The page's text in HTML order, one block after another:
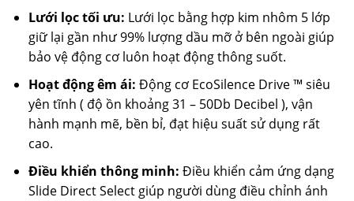
Lưới lọc tối ưu: Lưới lọc bằng hợp kim nhôm 5 lớp
giữ lại gần như 99% lượng dầu mỡ ở bên ngoài giúp
bảo vệ động cơ luôn hoạt động thông suốt.
Hoạt động êm ái: Động cơ EcoSilence Drive ™ siêu
yên tĩnh ( độ ồn khoảng 31 – 50Db Decibel ), vận
hành mạnh mẽ, bền bỉ, đạt hiệu suất sử dụng rất
cao.
Điều khiển thông minh: Điều khiển cảm ứng dạng
Slide Direct Select giúp người dùng điều chỉnh ánh